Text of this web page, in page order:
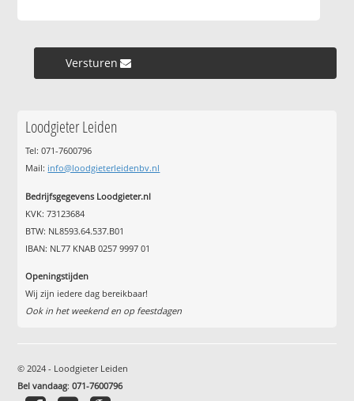
Versturen »
Loodgieter Leiden
Tel: 071-7600796
Mail: info@loodgieterleidenbv.nl
Bedrijfsgegevens Loodgieter.nl
KVK: 73123684
BTW: NL8593.64.537.B01
IBAN: NL77 KNAB 0257 9997 01
Openingstijden
Wij zijn iedere dag bereikbaar!
Ook in het weekend en op feestdagen
© 2024 - Loodgieter Leiden
Bel vandaag:071-7600796